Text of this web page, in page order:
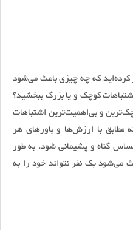
کرده‌اید که چه چیزی باعث می‌شود
کوچک و یا بزرگ ببخشید؟
و بی‌اهمیت‌ترین اشتباهات
مطابق با ارزش‌ها و باور‌های هر
گناه و پشیمانی شود. به طور
می‌شود یک نفر نتواند خود را به